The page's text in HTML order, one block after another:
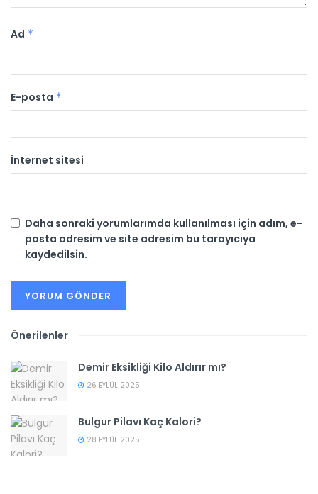
Ad *
E-posta *
İnternet sitesi
Daha sonraki yorumlarımda kullanılması için adım, e-
posta adresim ve site adresim bu tarayıcıya
kaydedilsin.
Önerilenler
Demir Eksikliği Kilo Aldırır mı?
26 EYLÜL 2025
Bulgur Pilavı Kaç Kalori?
28 EYLÜL 2025